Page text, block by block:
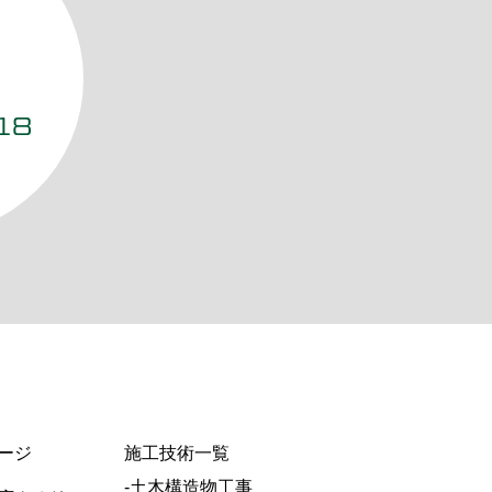
ジ
施工技術一覧
-土木構造物工事